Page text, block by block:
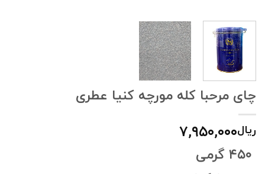
چای مرحبا کله مورچه کنیا عطری
ریال۷,۹۵۰,۰۰۰